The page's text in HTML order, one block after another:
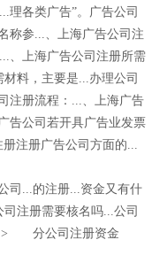
理各类广告”。广告公司
称参...、上海广告公司注
、上海广告公司注册所需
料，主要是...办理公司
注册流程：...、上海广告
告公司若开具广告业发票
注册广告公司方面的...
司...的注册...资金又有什
注册需要核名吗...公司
分公司注册资金